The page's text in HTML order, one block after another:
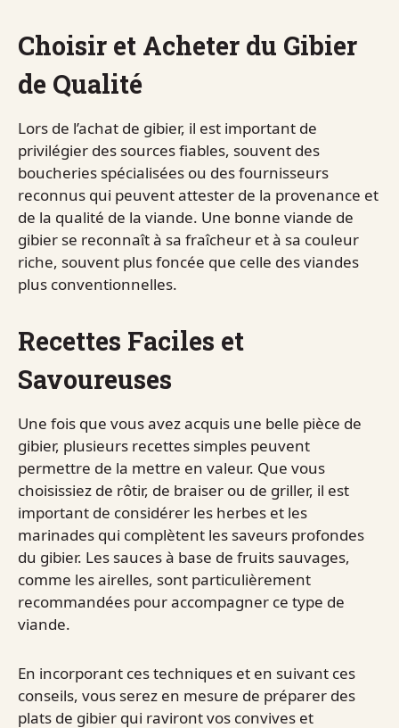
Choisir et Acheter du Gibier
de Qualité
Lors de l’achat de gibier, il est important de
privilégier des sources fiables, souvent des
boucheries spécialisées ou des fournisseurs
reconnus qui peuvent attester de la provenance et
de la qualité de la viande. Une bonne viande de
gibier se reconnaît à sa fraîcheur et à sa couleur
riche, souvent plus foncée que celle des viandes
plus conventionnelles.
Recettes Faciles et
Savoureuses
Une fois que vous avez acquis une belle pièce de
gibier, plusieurs recettes simples peuvent
permettre de la mettre en valeur. Que vous
choisissiez de rôtir, de braiser ou de griller, il est
important de considérer les herbes et les
marinades qui complètent les saveurs profondes
du gibier. Les sauces à base de fruits sauvages,
comme les airelles, sont particulièrement
recommandées pour accompagner ce type de
viande.
En incorporant ces techniques et en suivant ces
conseils, vous serez en mesure de préparer des
plats de gibier qui raviront vos convives et